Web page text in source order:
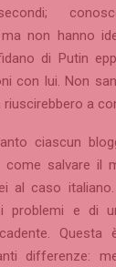
ma non hanno
di Putin
con lui. Non
a
ciascun
come salvare il
al caso
problemi e di
differenze: